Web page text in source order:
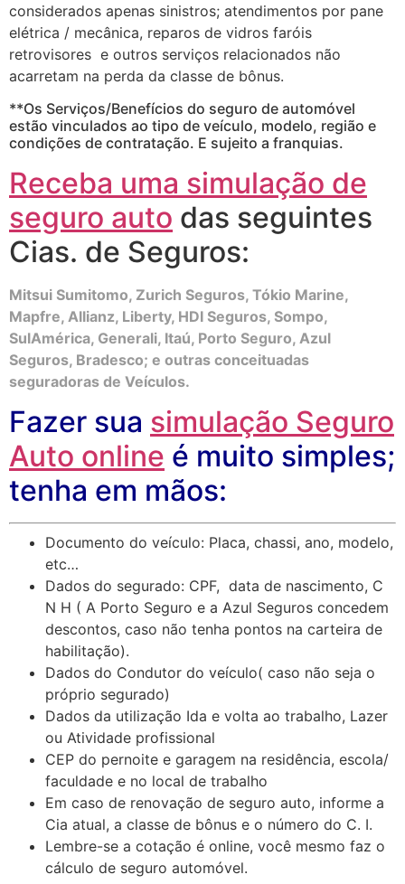
considerados apenas sinistros; atendimentos por pane
elétrica / mecânica, reparos de vidros faróis
retrovisores e outros serviços relacionados não
acarretam na perda da classe de bônus.
**Os Serviços/Benefícios do seguro de automóvel
estão vinculados ao tipo de veículo, modelo, região e
condições de contratação. E sujeito a franquias.
Receba uma simulação de
seguro auto das seguintes
Cias. de Seguros:
Mitsui Sumitomo, Zurich Seguros, Tókio Marine,
Mapfre, Allianz, Liberty, HDI Seguros, Sompo,
SulAmérica, Generali, Itaú, Porto Seguro, Azul
Seguros, Bradesco; e outras conceituadas
seguradoras de Veículos.
Fazer sua simulação Seguro
Auto online é muito simples;
tenha em mãos:
Documento do veículo: Placa, chassi, ano, modelo,
etc…
Dados do segurado: CPF, data de nascimento, C
N H ( A Porto Seguro e a Azul Seguros concedem
descontos, caso não tenha pontos na carteira de
habilitação).
Dados do Condutor do veículo( caso não seja o
próprio segurado)
Dados da utilização Ida e volta ao trabalho, Lazer
ou Atividade profissional
CEP do pernoite e garagem na residência, escola/
faculdade e no local de trabalho
Em caso de renovação de seguro auto, informe a
Cia atual, a classe de bônus e o número do C. I.
Lembre-se a cotação é online, você mesmo faz o
cálculo de seguro automóvel.